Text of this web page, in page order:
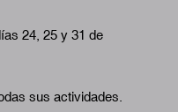
24, 25 y 31 de
sus actividades.